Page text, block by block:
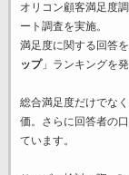
オリコン顧客満足度
ート調査を実施。
満足度に関する回答
ップ」ランキングを
総合満足度だけでな
価。さらに回答者の
ています。